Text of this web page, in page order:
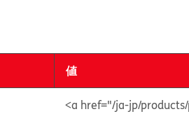
値
<a href="/ja-jp/